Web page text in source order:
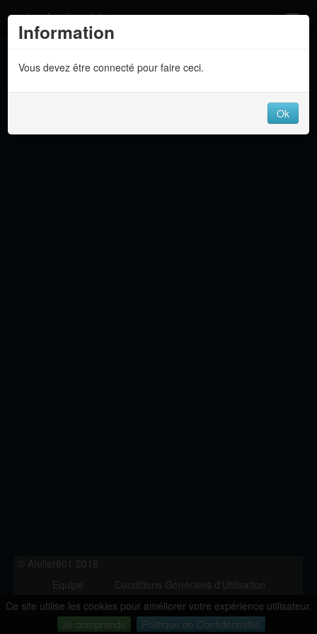
Ce site utilise les cookies pour améliorer votre expérience utilisateur.
Je comprends
Politique de Confidentialité
Information
Vous devez être connecté pour faire ceci.
Ok
Atelier 801
Dev Tracker
Langue
© Atelier801 2018
Equipe
Conditions Générales d'Utilisation
Politique de Confidentialité
Contact
Version 1.27